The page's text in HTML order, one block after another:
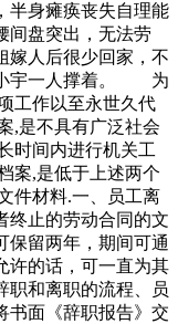
瘫痪丧失自理能
间盘突出，无法劳
嫁人后很少回家，不
小宇一人撑着。 为
工作以至永世久代
,是不具有广泛社会
时间内进行机关工
案,是低于上述两个
件材料.一、员工离
终止的劳动合同的文
保留两年，期间可通
许的话，可一直为其
职和离职的流程、员
书面《辞职报告》交